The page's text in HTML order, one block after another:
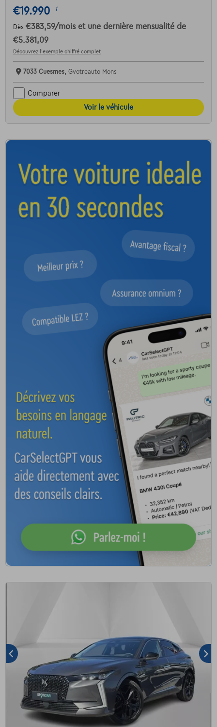
€19.990 1
Dès €383,59/mois et une dernière mensualité de
€5.381,09
Découvrez l’exemple chiffré complet
7033 Cuesmes, Gvotreauto Mons
Comparer
Voir le véhicule